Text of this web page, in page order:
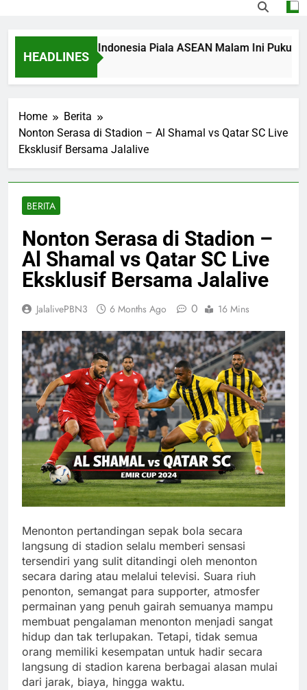
HEADLINES
Singapura vs Indonesia Piala ASEAN Malam Ini Pukul
Home
Berita
Nonton Serasa di Stadion – Al Shamal vs Qatar SC Live
Eksklusif Bersama Jalalive
BERITA
Nonton Serasa di Stadion –
Al Shamal vs Qatar SC Live
Eksklusif Bersama Jalalive
JalalivePBN3 6 Months Ago 0 16 Mins
Menonton pertandingan sepak bola secara
langsung di stadion selalu memberi sensasi
tersendiri yang sulit ditandingi oleh menonton
secara daring atau melalui televisi. Suara riuh
penonton, semangat para supporter, atmosfer
permainan yang penuh gairah semuanya mampu
membuat pengalaman menonton menjadi sangat
hidup dan tak terlupakan. Tetapi, tidak semua
orang memiliki kesempatan untuk hadir secara
langsung di stadion karena berbagai alasan mulai
dari jarak, biaya, hingga waktu.